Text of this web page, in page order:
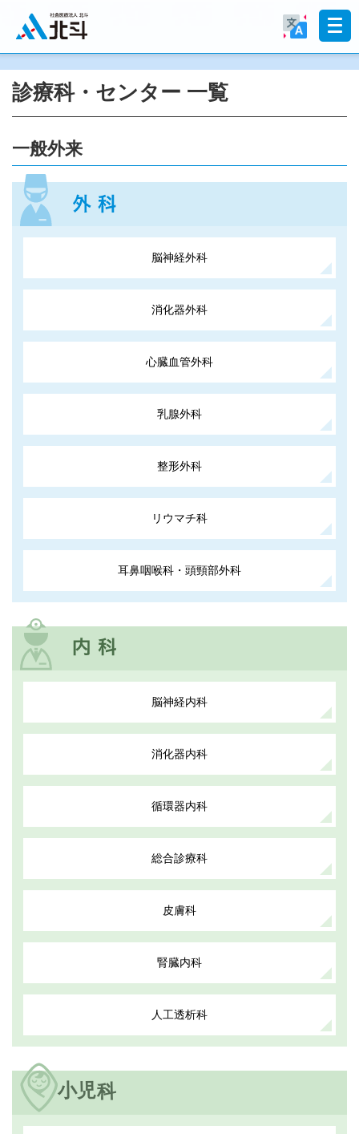
診療科・センター 一覧
一般外来
脳神経外科
消化器外科
心臓血管外科
乳腺外科
整形外科
リウマチ科
耳鼻咽喉科・頭頸部外科
脳神経内科
消化器内科
循環器内科
総合診療科
皮膚科
腎臓内科
人工透析科